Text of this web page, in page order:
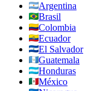
Argentina
Brasil
Colombia
Ecuador
El Salvador
Guatemala
Honduras
México